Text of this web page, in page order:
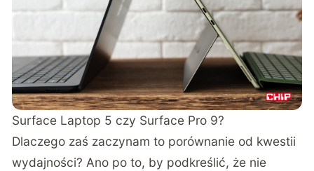
Surface Laptop 5 czy Surface Pro 9?
Dlaczego zaś zaczynam to porównanie od kwestii
wydajności? Ano po to, by podkreślić, że nie